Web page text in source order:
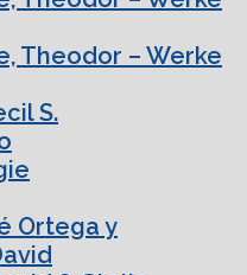
Theodor – Werke
S.
Ortega y